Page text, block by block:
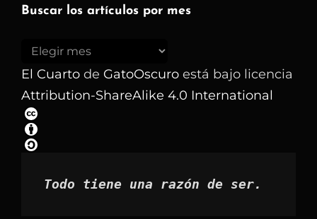
Buscar los artículos por mes
Buscar
los
artículos
por
mes
El Cuarto de GatoOscuro está bajo licencia
Attribution-ShareAlike 4.0 International
Todo tiene una razón de ser.